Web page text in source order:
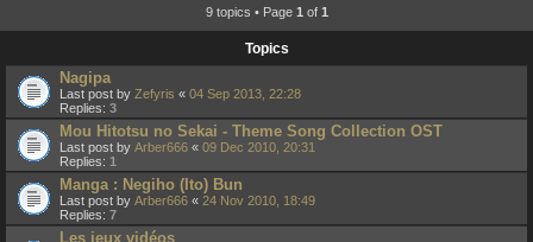
9 topics • Page 1 of 1
Topics
Nagipa
Last post by Zefyris « 04 Sep 2013, 22:28
Replies: 3
Mou Hitotsu no Sekai - Theme Song Collection OST
Last post by Arber666 « 09 Dec 2010, 20:31
Replies: 1
Manga : Negiho (Ito) Bun
Last post by Arber666 « 24 Nov 2010, 18:49
Replies: 7
Les jeux vidéos